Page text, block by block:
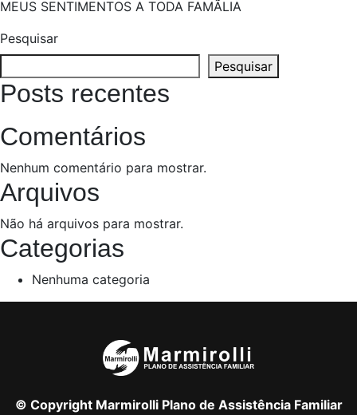
MEUS SENTIMENTOS A TODA FAMÃ­LIA
Pesquisar
Pesquisar
Posts recentes
Comentários
Nenhum comentário para mostrar.
Arquivos
Não há arquivos para mostrar.
Categorias
Nenhuma categoria
© Copyright Marmirolli Plano de Assistência Familiar